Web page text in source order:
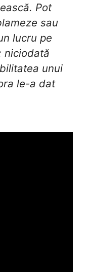
Pot
sau
lucru pe
niciodată
unui
le-a dat